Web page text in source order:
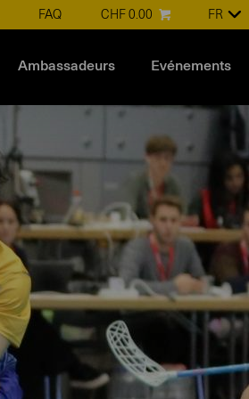
FAQ CHF 0.00 FR
Ambassadeurs Evénements